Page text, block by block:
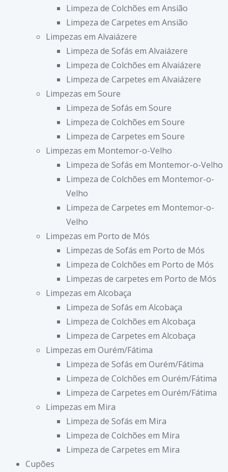
Limpeza de Colchões em Ansião
Limpeza de Carpetes em Ansião
Limpezas em Alvaiázere
Limpeza de Sofás em Alvaiázere
Limpeza de Colchões em Alvaiázere
Limpeza de Carpetes em Alvaiázere
Limpezas em Soure
Limpeza de Sofás em Soure
Limpeza de Colchões em Soure
Limpeza de Carpetes em Soure
Limpezas em Montemor-o-Velho
Limpeza de Sofás em Montemor-o-Velho
Limpeza de Colchões em Montemor-o-
Velho
Limpeza de Carpetes em Montemor-o-
Velho
Limpezas em Porto de Mós
Limpezas de Sofás em Porto de Mós
Limpeza de Colchões em Porto de Mós
Limpezas de carpetes em Porto de Mós
Limpezas em Alcobaça
Limpeza de Sofás em Alcobaça
Limpeza de Colchões em Alcobaça
Limpeza de Carpetes em Alcobaça
Limpezas em Ourém/Fátima
Limpeza de Sofás em Ourém/Fátima
Limpeza de Colchões em Ourém/Fátima
Limpeza de Carpetes em Ourém/Fátima
Limpezas em Mira
Limpeza de Sofás em Mira
Limpeza de Colchões em Mira
Limpeza de Carpetes em Mira
Cupões